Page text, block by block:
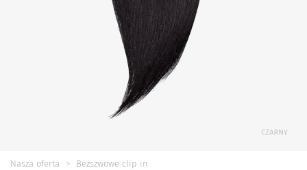
Nasza oferta Bezszwowe clip in